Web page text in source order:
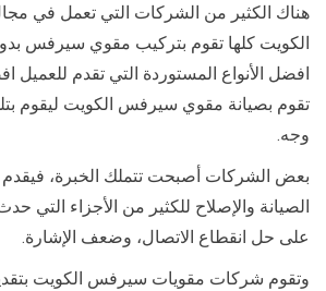
هناك الكثير من الشركات التي تعمل في
الكويت كلها تقوم بتركيب مقوي سيرفس
افضل الأنواع المستوردة التي تقدم للعميل
تقوم بصيانة مقوي سيرفس الكويت ليقوم
وجه.
بعض الشركات أصبحت تتملك الخبرة،
الصيانة والإصلاح للكثير من الأجزاء التي
على حل انقطاع الاتصال، وضعف الإشارة.
وتقوم شركات مقويات سيرفس الكويت